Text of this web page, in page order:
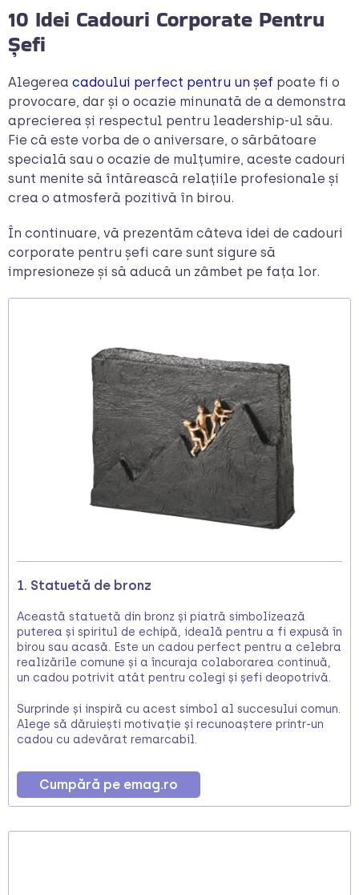
10 Idei Cadouri Corporate Pentru
Șefi
Alegerea cadoului perfect pentru un șef poate fi o
provocare, dar și o ocazie minunată de a demonstra
aprecierea și respectul pentru leadership-ul său.
Fie că este vorba de o aniversare, o sărbătoare
specială sau o ocazie de mulțumire, aceste cadouri
sunt menite să întărească relațiile profesionale și
crea o atmosferă pozitivă în birou.
În continuare, vă prezentăm câteva idei de cadouri
corporate pentru șefi care sunt sigure să
impresioneze și să aducă un zâmbet pe fața lor.
1. Statuetă de bronz
Această statuetă din bronz și piatră simbolizează
puterea și spiritul de echipă, ideală pentru a fi expusă în
birou sau acasă. Este un cadou perfect pentru a celebra
realizările comune și a încuraja colaborarea continuă,
un cadou potrivit atât pentru colegi și șefi deopotrivă.
Surprinde și inspiră cu acest simbol al succesului comun.
Alege să dăruiești motivație și recunoaștere printr-un
cadou cu adevărat remarcabil.
Cumpără pe emag.ro